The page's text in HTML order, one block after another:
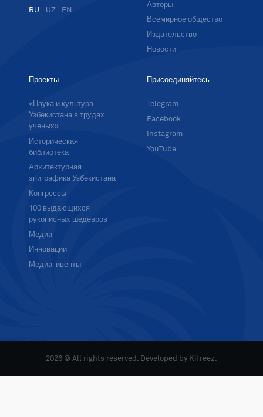
RU UZ EN
Авторы
Всемирное общество
Издательство
Новости
Проекты
«Наука и культура
Узбекистана в трудах
ученых»
Историческая
библиотека
Архитектурная
эпиграфика Узбекистана
Конгрессы
100 выдающихся
рукописных шедевров
Медиа
Инновации
Медиа-ивенты
Присоединяйтесь
Telegram
Facebook
Instagram
YouTube
2026 © All rights reserved. Developed by Kifreez.